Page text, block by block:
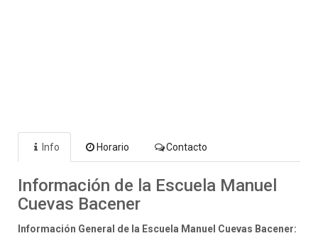
Info Horario Contacto
Información de la Escuela Manuel
Cuevas Bacener
Información General de la Escuela Manuel Cuevas Bacener: